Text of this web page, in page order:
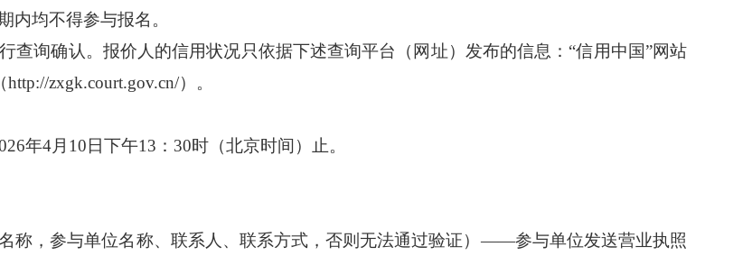
内均不得参与报名。
查询确认。报价人的信用状况只依据下述查询平台（网址）发布的信息： “信用中国”网站
zxgk.court.gov.cn/）。
年4月10日下午13：30时（北京时间）止。
称，参与单位名称、联系人、联系方式，否则无法通过验证）——参与单位发送营业执照